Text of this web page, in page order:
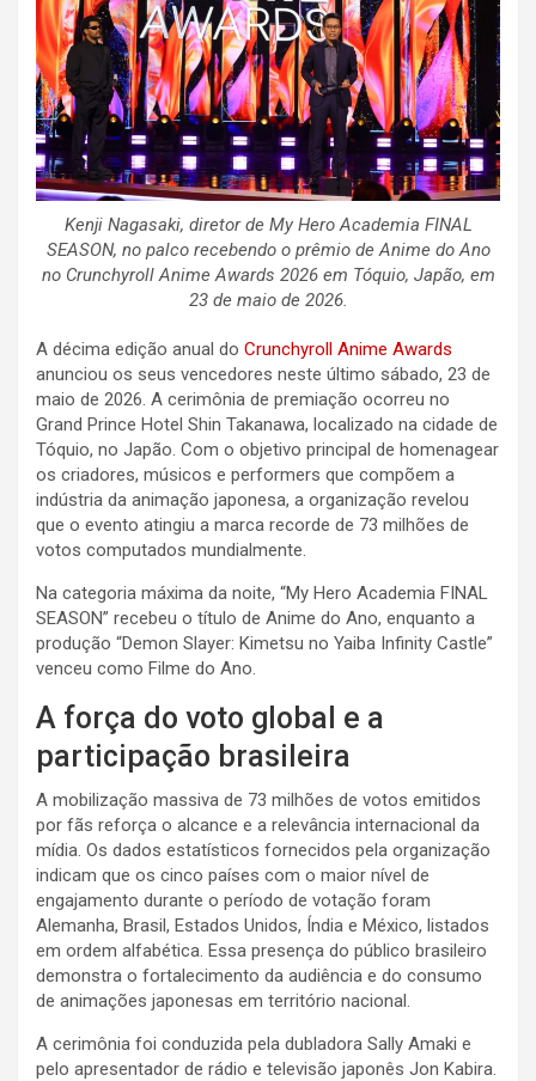
Kenji Nagasaki, diretor de My Hero Academia FINAL
SEASON, no palco recebendo o prêmio de Anime do Ano
no Crunchyroll Anime Awards 2026 em Tóquio, Japão, em
23 de maio de 2026.
A décima edição anual do Crunchyroll Anime Awards
anunciou os seus vencedores neste último sábado, 23 de
maio de 2026. A cerimônia de premiação ocorreu no
Grand Prince Hotel Shin Takanawa, localizado na cidade de
Tóquio, no Japão. Com o objetivo principal de homenagear
os criadores, músicos e performers que compõem a
indústria da animação japonesa, a organização revelou
que o evento atingiu a marca recorde de 73 milhões de
votos computados mundialmente.
Na categoria máxima da noite, “My Hero Academia FINAL
SEASON” recebeu o título de Anime do Ano, enquanto a
produção “Demon Slayer: Kimetsu no Yaiba Infinity Castle”
venceu como Filme do Ano.
A força do voto global e a
participação brasileira
A mobilização massiva de 73 milhões de votos emitidos
por fãs reforça o alcance e a relevância internacional da
mídia. Os dados estatísticos fornecidos pela organização
indicam que os cinco países com o maior nível de
engajamento durante o período de votação foram
Alemanha, Brasil, Estados Unidos, Índia e México, listados
em ordem alfabética. Essa presença do público brasileiro
demonstra o fortalecimento da audiência e do consumo
de animações japonesas em território nacional.
A cerimônia foi conduzida pela dubladora Sally Amaki e
pelo apresentador de rádio e televisão japonês Jon Kabira.